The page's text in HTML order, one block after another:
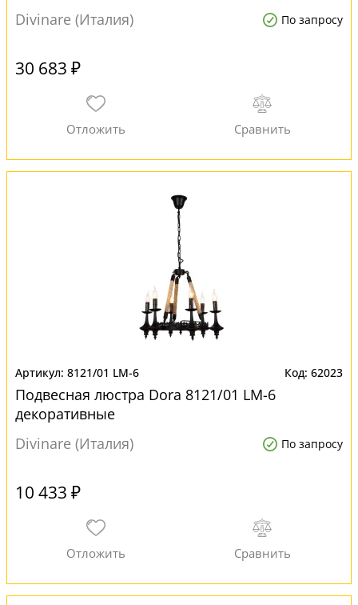
Divinare (Италия)
По запросу
30 683 ₽
8121/01 LM-6 62023
Подвесная люстра Dora 8121/01 LM-6
декоративные
Divinare (Италия)
По запросу
10 433 ₽